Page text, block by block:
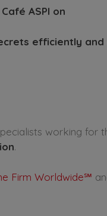
Café ASPI on
efficiently and
working for
.
Firm Worldwide℠